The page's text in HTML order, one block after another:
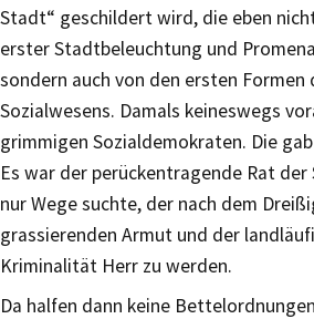
Stadt“ geschildert wird, die eben
erster Stadtbeleuchtung und
sondern auch von den ersten Formen
Sozialwesens. Damals keineswegs
grimmigen Sozialdemokraten. Die
Es war der perückentragende Rat
nur Wege suchte, der nach dem
grassierenden Armut und der
Kriminalität Herr zu werden.
Da halfen dann keine